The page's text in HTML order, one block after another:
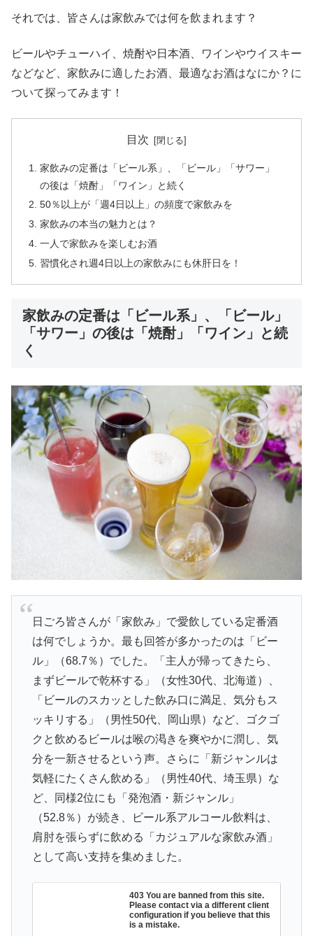
それでは、皆さんは家飲みでは何を飲まれます？
ビールやチューハイ、焼酎や日本酒、ワインやウイスキー
などなど、家飲みに適したお酒、最適なお酒はなにか？に
ついて探ってみます！
目次
家飲みの定番は「ビール系」、「ビール」「サワー」
の後は「焼酎」「ワイン」と続く
50％以上が「週4日以上」の頻度で家飲みを
家飲みの本当の魅力とは？
一人で家飲みを楽しむお酒
習慣化され週4日以上の家飲みにも休肝日を！
家飲みの定番は「ビール系」、「ビール」
「サワー」の後は「焼酎」「ワイン」と続
く
日ごろ皆さんが「家飲み」で愛飲している定番酒
は何でしょうか。最も回答が多かったのは「ビー
ル」（68.7％）でした。「主人が帰ってきたら、
まずビールで乾杯する」（女性30代、北海道）、
「ビールのスカッとした飲み口に満足、気分もス
ッキリする」（男性50代、岡山県）など、ゴクゴ
クと飲めるビールは喉の渇きを爽やかに潤し、気
分を一新させるという声。さらに「新ジャンルは
気軽にたくさん飲める」（男性40代、埼玉県）な
ど、同様2位にも「発泡酒・新ジャンル」
（52.8％）が続き、ビール系アルコール飲料は、
肩肘を張らずに飲める「カジュアルな家飲み酒」
として高い支持を集めました。
403 You are banned from this site.
Please contact via a different client
configuration if you believe that this
is a mistake.